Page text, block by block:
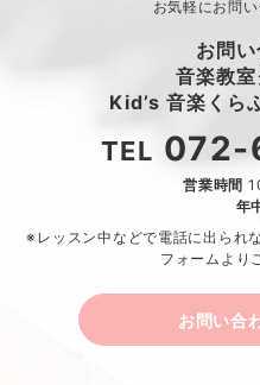
お気軽にお問
お問
音楽教室
Kid’s 音楽くら
TEL 072-
営業時間
年
※レッスン中などで電話に出られ
フォームより
お問い合